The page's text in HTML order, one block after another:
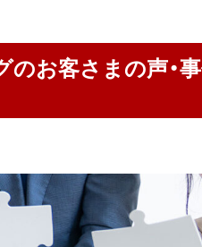
お客さまの声・